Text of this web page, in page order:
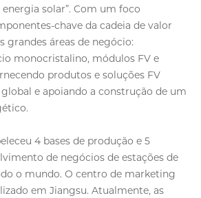
solar”. Com um foco
chave da cadeia de valor
grandes áreas de negócio:
monocristalino, módulos FV e
produtos e soluções FV
e apoiando a construção de um
4 bases de produção e 5
de negócios de estações de
o mundo. O centro de marketing
em Jiangsu. Atualmente, as